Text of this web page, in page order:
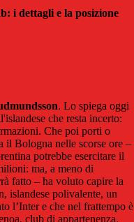
i dettagli e la posizione
. Lo spiega oggi
che resta incerto:
Che poi porti o
il Bologna nelle scorse ore –
potrebbe esercitare il
ma, a meno di
fatto – ha voluto capire la
islandese polivalente, un
l’Inter e che nel frattempo è
club di appartenenza.